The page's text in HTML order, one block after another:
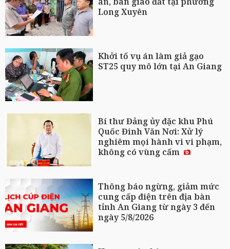
Long Xuyên
Khởi tố vụ án làm giả gạo
ST25 quy mô lớn tại An Giang
Bí thư Đảng ủy đặc khu Phú
Quốc Đinh Văn Nơi: Xử lý
nghiêm mọi hành vi vi phạm,
không có vùng cấm
Thông báo ngừng, giảm mức
cung cấp điện trên địa bàn
tỉnh An Giang từ ngày 3 đến
ngày 5/8/2026